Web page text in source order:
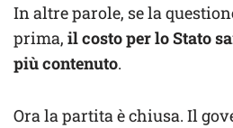
In altre parole, se la
prima, il costo per lo Stato
più contenuto.
Ora la partita è chiusa. Il